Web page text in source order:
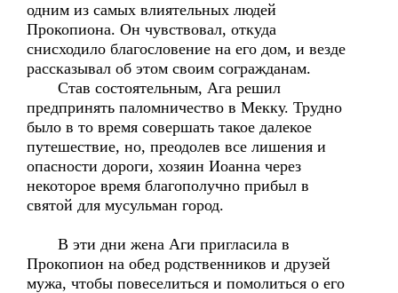
одним из самых влиятельных людей
Прокопиона. Он чувствовал, откуда
снисходило благословение на его дом, и везде
рассказывал об этом своим согражданам.
Став состоятельным, Ага решил
предпринять паломничество в Мекку. Трудно
было в то время совершать такое далекое
путешествие, но, преодолев все лишения и
опасности дороги, хозяин Иоанна через
некоторое время благополучно прибыл в
святой для мусульман город.
В эти дни жена Аги пригласила в
Прокопион на обед родственников и друзей
мужа, чтобы повеселиться и помолиться о его